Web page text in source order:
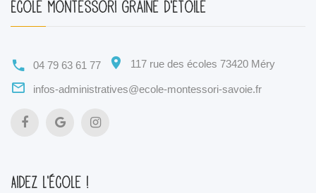
Ecole Montessori Graine d'Etoile
04 79 63 61 77 117 rue des écoles 73420 Méry
infos-administratives@ecole-montessori-savoie.fr
Aidez l'école !